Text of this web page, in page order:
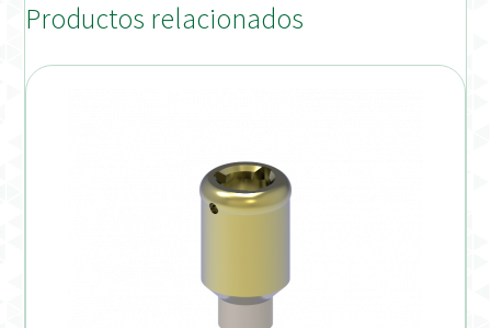
Productos relacionados